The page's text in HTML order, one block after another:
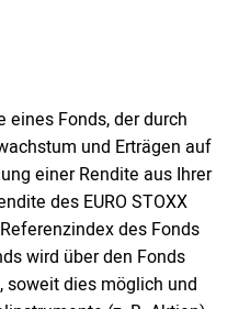
eines Fonds, der durch
und Erträgen auf
einer Rendite aus Ihrer
des EURO STOXX
des Fonds
wird über den Fonds
soweit dies möglich und